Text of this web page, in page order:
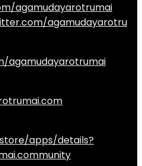
agamudayarotrumai
agamudayarotru
agamudayarotrumai
apps/details?